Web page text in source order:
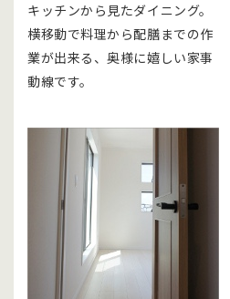
キッチンから見たダイニング。
横移動で料理から配膳までの作
業が出来る、奥様に嬉しい家事
動線です。